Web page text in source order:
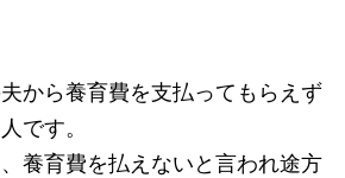
から養育費を支払ってもらえず
です。
養育費を払えないと言われ途方